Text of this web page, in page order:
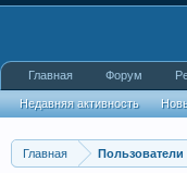
Главная Пользователи
Главная Форум
Недавняя активность